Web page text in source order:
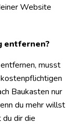
Website
entfernen?
musst
Baukasten nur
du mehr willst
dir die